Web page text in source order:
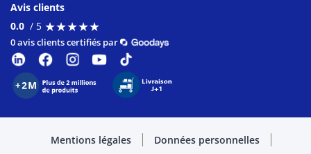
Avis clients
0.0 / 5 ★★★★★
★★★★★
0 avis clients certifiés par
Mentions légales Données personnelles